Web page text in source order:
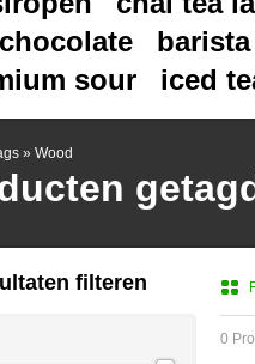
sour
iced
» Wood
0
filteren